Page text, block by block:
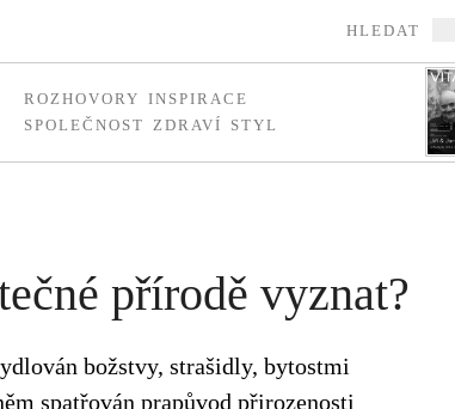
HLEDAT
ROZHOVORY INSPIRACE
SPOLEČNOST
ZDRAVÍ STYL
přírodě vyznat?
božstvy, strašidly, bytostmi
spatřován prapůvod přirozenosti